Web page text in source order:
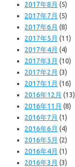
2017年8月 (5)
2017年7月 (5)
2017年6月 (8)
2017年5月 (11)
2017年4月 (4)
2017年3月 (10)
2017年2月 (3)
2017年1月 (16)
2016年12月 (13)
2016年11月 (8)
2016年7月 (1)
2016年6月 (4)
2016年5月 (2)
2016年4月 (1)
2016年3月 (3)